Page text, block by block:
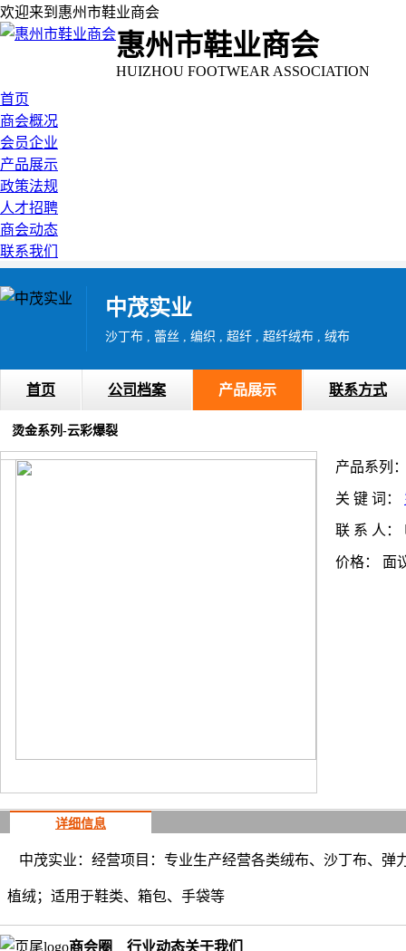
欢迎来到惠州市鞋业商会
惠州市鞋业商会
HUIZHOU FOOTWEAR ASSOCIATION
首页
商会概况
会员企业
产品展示
政策法规
人才招聘
商会动态
联系我们
中茂实业
沙丁布 , 蕾丝 , 编织 , 超纤 , 超纤绒布 , 绒布
首页 公司档案 产品展示 联系方式
烫金系列-云彩爆裂
产品系列
关 键 词：
联 系 人：
价格： 面
详细信息
中茂实业：经营项目：专业生产经营各类绒布、沙丁布、
植绒；适用于鞋类、箱包、手袋等
商会圈
行业动态关于我们